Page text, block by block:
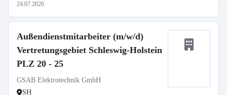
24.07.2026
Außendienstmitarbeiter (m/w/d)
Vertretungsgebiet Schleswig-Holstein
PLZ 20 - 25
GSAB Elektrotechnik GmbH
SH